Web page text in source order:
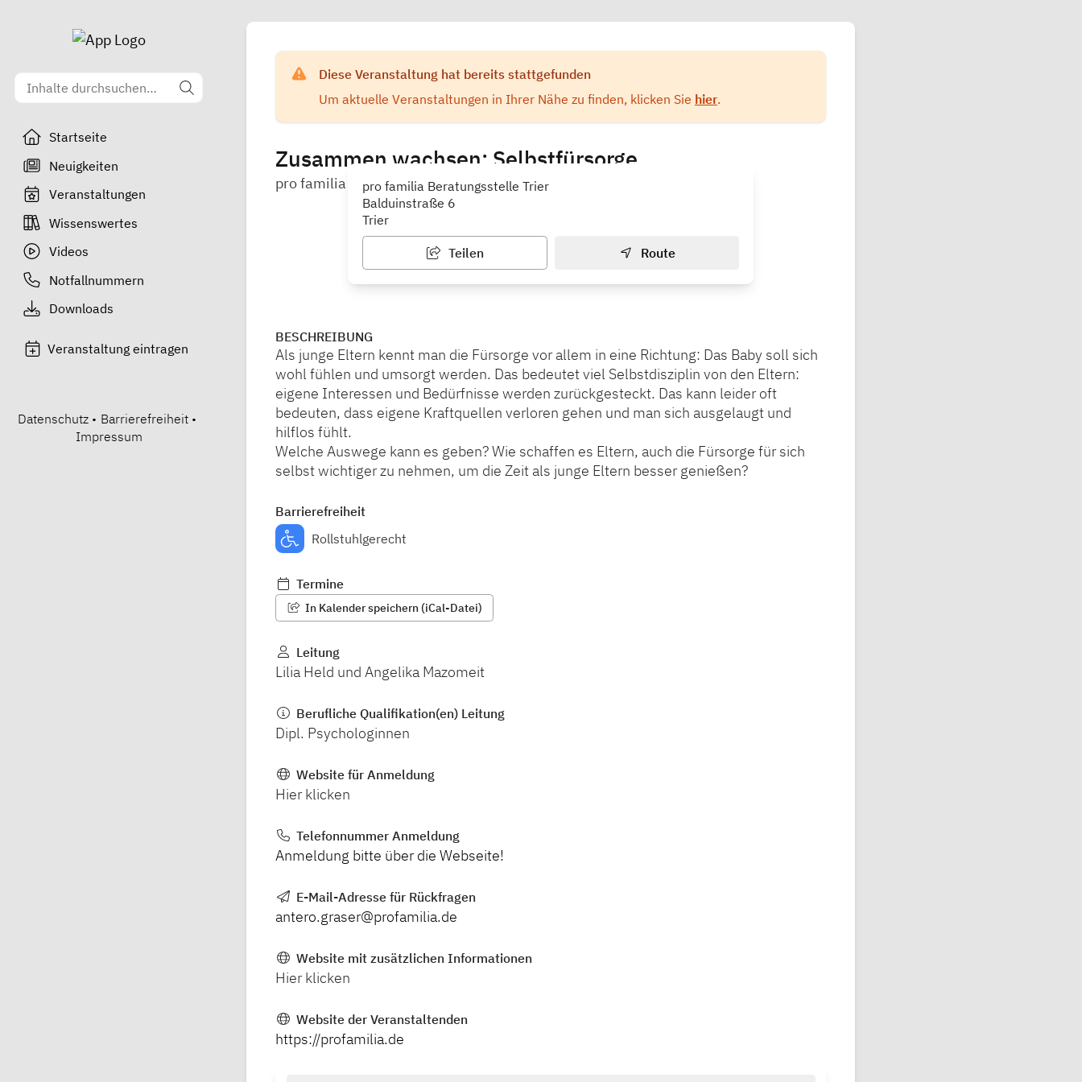
Startseite
Neuigkeiten
Veranstaltungen
Wissenswertes
Videos
Notfallnummern
Downloads
Veranstaltung eintragen
Datenschutz • Barrierefreiheit •
Impressum
Diese Veranstaltung hat bereits stattgefunden
Um aktuelle Veranstaltungen in Ihrer Nähe zu finden, klicken Sie hier.
Zusammen wachsen: Selbstfürsorge
pro familia Trierpro familia Beratungsstelle Trier
Balduinstraße 6
Trier
Teilen Route
BESCHREIBUNG
Als junge Eltern kennt man die Fürsorge vor allem in eine Richtung: Das Baby soll sich
wohl fühlen und umsorgt werden. Das bedeutet viel Selbstdisziplin von den Eltern:
eigene Interessen und Bedürfnisse werden zurückgesteckt. Das kann leider oft
bedeuten, dass eigene Kraftquellen verloren gehen und man sich ausgelaugt und
hilflos fühlt.
Welche Auswege kann es geben? Wie schaffen es Eltern, auch die Fürsorge für sich
selbst wichtiger zu nehmen, um die Zeit als junge Eltern besser genießen?
Barrierefreiheit
Rollstuhlgerecht
Termine
In Kalender speichern (iCal-Datei)
Leitung
Lilia Held und Angelika Mazomeit
Berufliche Qualifikation(en) Leitung
Dipl. Psychologinnen
Website für Anmeldung
Hier klicken
Telefonnummer Anmeldung
Anmeldung bitte über die Webseite!
E-Mail-Adresse für Rückfragen
antero.graser@profamilia.de
Website mit zusätzlichen Informationen
Hier klicken
Website der Veranstaltenden
https://profamilia.de